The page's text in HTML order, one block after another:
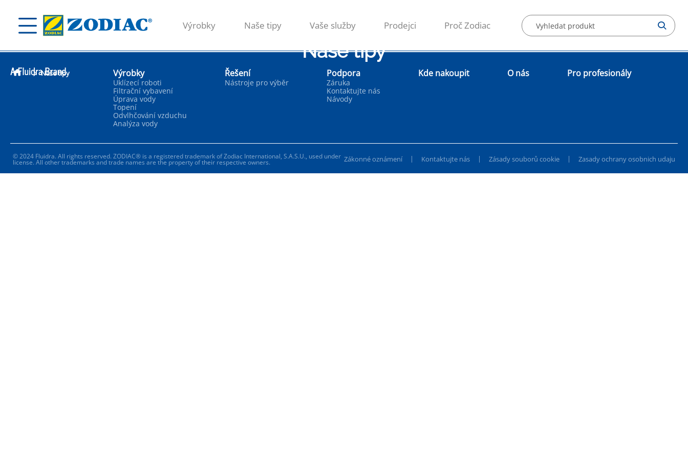
Výrobky Naše tipy Vaše služby Prodejci Proč Zodiac
Naše tipy
Naše tipy
Výrobky
Uklízecí roboti
Filtrační vybavení
Úprava vody
Topení
Odvlhčování vzduchu
Analýza vody
Řešení
Nástroje pro výběr
Podpora
Záruka
Kontaktujte nás
Návody
Kde nakoupit O nás Pro profesionály
Zákonné oznámení | Kontaktujte nás | Zásady souborů cookie | Zasady ochrany osobnich udaju
© 2024 Fluidra. All rights reserved. ZODIAC® is a registered trademark of Zodiac International, S.A.S.U., used under
license. All other trademarks and trade names are the property of their respective owners.